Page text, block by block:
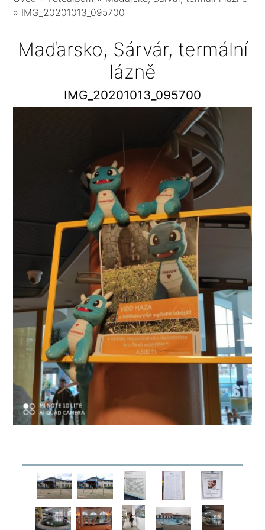
» IMG_20201013_095700
Maďarsko, Sárvár, termální
lázně
IMG_20201013_095700